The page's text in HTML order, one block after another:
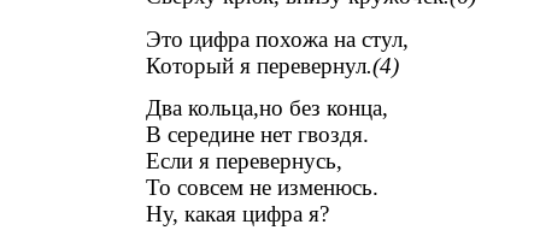
Это цифра похожа на стул,
Который я перевернул.(4)
Два кольца,но без конца,
В середине нет гвоздя.
Если я перевернусь,
То совсем не изменюсь.
Ну, какая цифра я?